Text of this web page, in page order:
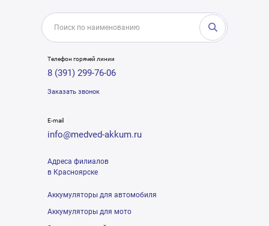
Телефон горячей линии
8 (391) 299-76-06
Заказать звонок
E-mail
info@medved-akkum.ru
Адреса филиалов
в Красноярске
Аккумуляторы для автомобиля
Аккумуляторы для мото